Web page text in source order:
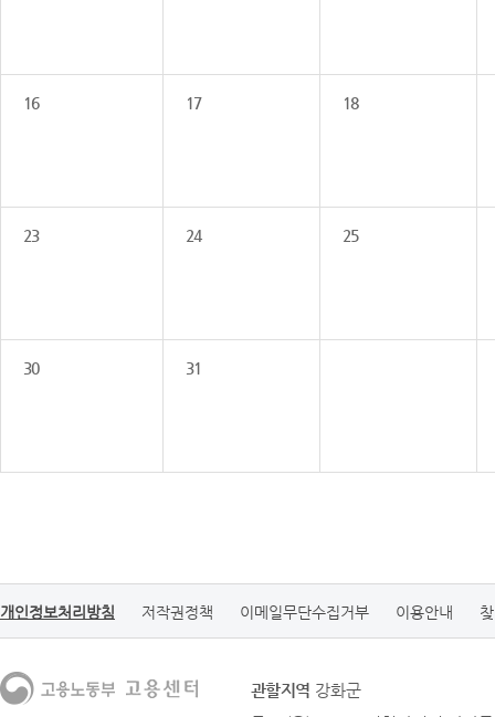
16 17 18
23 24 25
30 31
개인정보처리방침 저작권정책 이메일무단수집거부 이용안내
관할지역 강화군